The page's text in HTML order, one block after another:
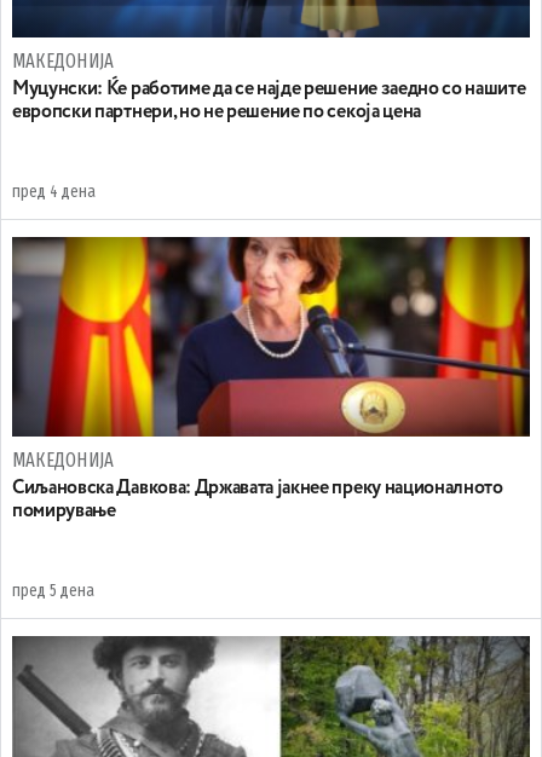
МАКЕДОНИЈА
Муцунски: Ќе работиме да се најде решение заедно со нашите
европски партнери, но не решение по секоја цена
пред 4 дена
МАКЕДОНИЈА
Сиљановска Давкова: Државата јакнее преку националното
помирување
пред 5 дена